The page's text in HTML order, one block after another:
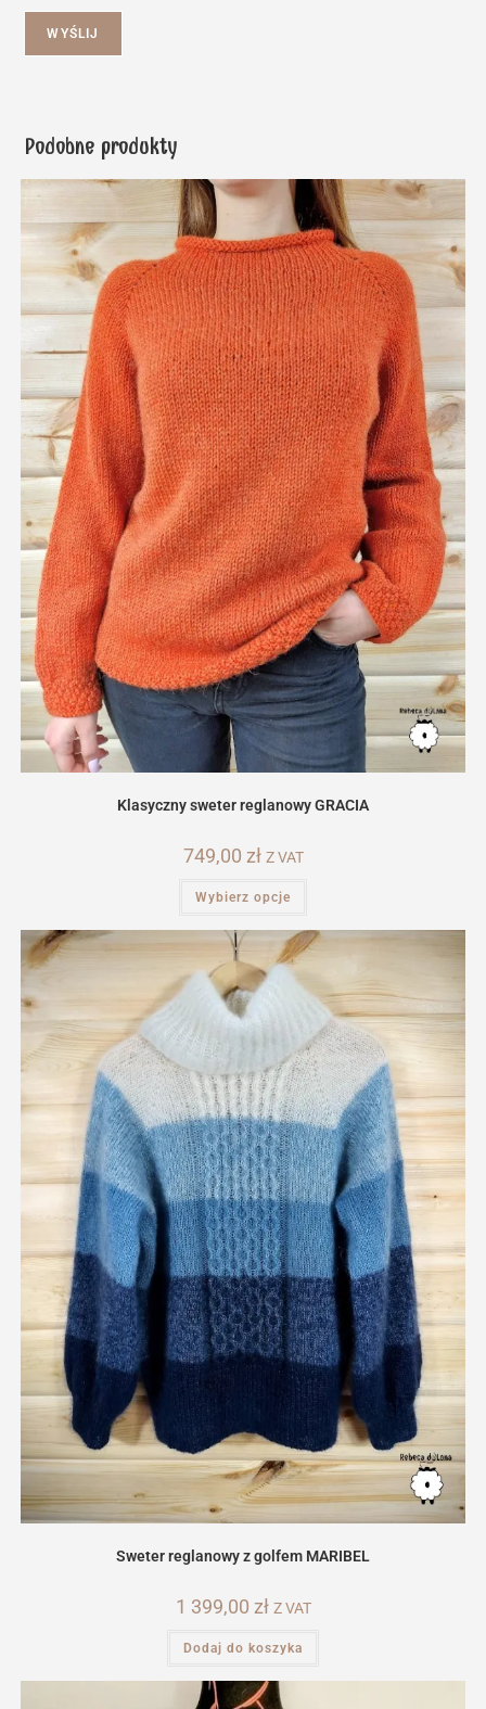
WYŚLIJ
Podobne produkty
Klasyczny sweter reglanowy GRACIA
749,00 zł Z VAT
Wybierz opcje
wiele
wariantów.
wybrać
na
stronie
produktu
Sweter reglanowy z golfem MARIBEL
1 399,00 zł Z VAT
Dodaj do koszyka